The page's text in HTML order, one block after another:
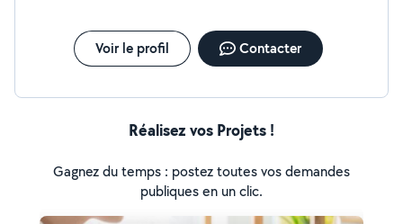
Voir le profil Contacter
Réalisez vos Projets !
Gagnez du temps : postez toutes vos demandes
publiques en un clic.